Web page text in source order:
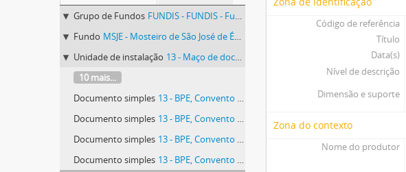
Grupo de Fundos FUNDIS - FUNDIS - Fundos Documentais de Instituições do Sul
Fundo MSJE - Mosteiro de São José de Évora
Unidade de instalação 13 - Maço de documentos vários identificado com o número 13.
10 mais...
Documento simples 13 - BPE, Convento de São José, 13.
Documento simples 13 - BPE, Convento de São José, 13.
Documento simples 13 - BPE, Convento de São José, 13.
Documento simples 13 - BPE, Convento de São José, 13.
Código de referência
Título
Data(s)
Nível de descrição
Dimensão e suporte
Zona do contexto
Nome do produtor